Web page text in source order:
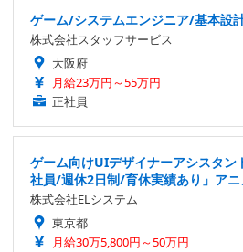
ゲーム/システムエンジニア/基本
株式会社スタッフサービス
大阪府
月給23万円～55万円
正社員
ゲーム向けUIデザイナーアシスタン
社員/週休2日制/育休実績あり」ア
株式会社ELシステム
東京都
月給30万5,800円～50万円